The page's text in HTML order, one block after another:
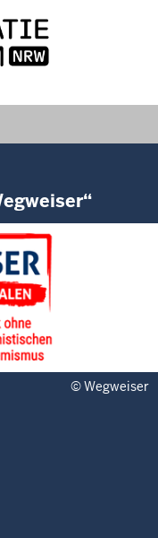
©Wegweiser